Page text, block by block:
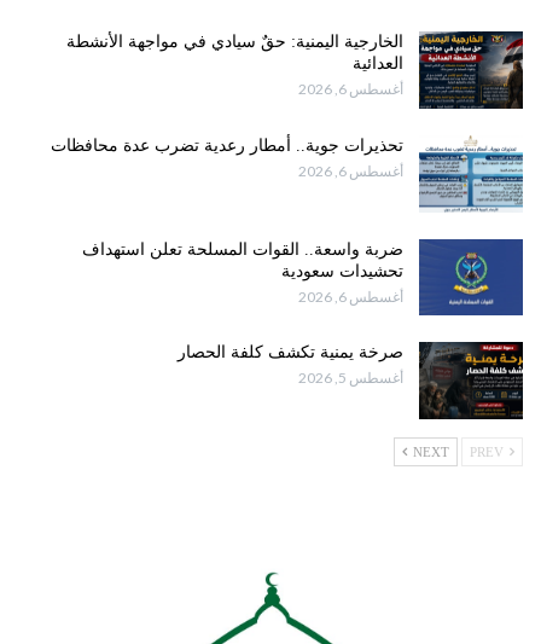
الخارجية اليمنية: حقٌ سيادي في مواجهة الأنشطة
العدائية
أغسطس 6, 2026
تحذيرات جوية.. أمطار رعدية تضرب عدة محافظات
أغسطس 6, 2026
ضربة واسعة.. القوات المسلحة تعلن استهداف
تحشيدات سعودية
أغسطس 6, 2026
صرخة يمنية تكشف كلفة الحصار
أغسطس 5, 2026
NEXT